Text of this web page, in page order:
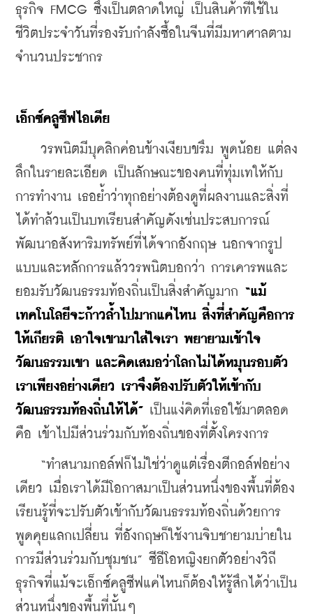
ธุรกิจ FMCG ซึ่งเป็นตลาดใหญ่ เป็นสินค้าที่ใช้ใน
ชีวิตประจำวันที่รองรับกำลังซื้อในจีนที่มีมหาศาลตาม
จำนวนประชากร
เอ็กซ์คลูซีฟไอเดีย
วรพนิตมีบุคลิกค่อนข้างเงียบขรึม พูดน้อย แต่ลง
ลึกในรายละเอียด เป็นลักษณะของคนที่ทุ่มเทให้กับ
การทำงาน เธอย้ำว่าทุกอย่างต้องดูที่ผลงานและสิ่งที่
ได้ทำล้วนเป็นบทเรียนสำคัญดังเช่นประสบการณ์
พัฒนาอสังหาริมทรัพย์ที่ได้จากอังกฤษ นอกจากรูป
แบบและหลักการแล้ววรพนิตบอกว่า การเคารพและ
ยอมรับวัฒนธรรมท้องถิ่นเป็นสิ่งสำคัญมาก “แม้
เทคโนโลยีจะก้าวล้ำไปมากแค่ไหน สิ่งที่สำคัญคือการ
ให้เกียรติ เอาใจเขามาใส่ใจเรา พยายามเข้าใจ
วัฒนธรรมเขา และคิดเสมอว่าโลกไม่ได้หมุนรอบตัว
เราเพียงอย่างเดียว เราจึงต้องปรับตัวให้เข้ากับ
วัฒนธรรมท้องถิ่นให้ได้” เป็นแง่คิดที่เธอใช้มาตลอด
คือ เข้าไปมีส่วนร่วมกับท้องถิ่นของที่ตั้งโครงการ
“ทำสนามกอล์ฟก็ไม่ใช่ว่าดูแต่เรื่องตีกอล์ฟอย่าง
เดียว เมื่อเราได้มีโอกาสมาเป็นส่วนหนึ่งของพื้นที่ต้อง
เรียนรู้ที่จะปรับตัวเข้ากับวัฒนธรรมท้องถิ่นด้วยการ
พูดคุยแลกเปลี่ยน ที่อังกฤษก็ใช้งานจิบชายามบ่ายใน
การมีส่วนร่วมกับชุมชน” ซีอีโอหญิงยกตัวอย่างวิถี
ธุรกิจที่แม้จะเอ็กซ์คลูซีฟแค่ไหนก็ต้องให้รู้สึกได้ว่าเป็น
ส่วนหนึ่งของพื้นที่นั้นๆ